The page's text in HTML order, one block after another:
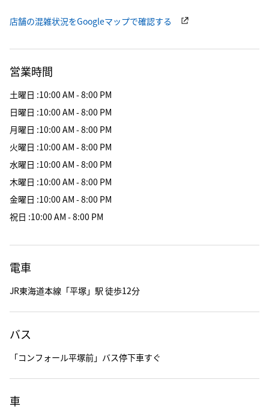
店舗の混雑状況をGoogleマップで確認する
営業時間
土曜日 :10:00 AM - 8:00 PM
日曜日 :10:00 AM - 8:00 PM
月曜日 :10:00 AM - 8:00 PM
火曜日 :10:00 AM - 8:00 PM
水曜日 :10:00 AM - 8:00 PM
木曜日 :10:00 AM - 8:00 PM
金曜日 :10:00 AM - 8:00 PM
祝日 :10:00 AM - 8:00 PM
電車
JR東海道本線「平塚」駅 徒歩12分
バス
「コンフォール平塚前」バス停下車すぐ
車